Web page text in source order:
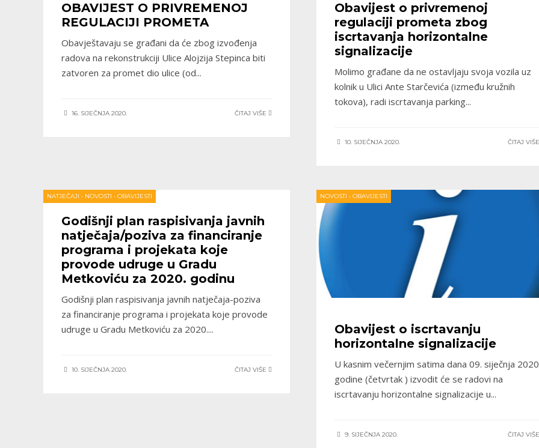
OBAVIJEST O PRIVREMENOJ
REGULACIJI PROMETA
Obavještavaju se građani da će zbog izvođenja
radova na rekonstrukciji Ulice Alojzija Stepinca biti
zatvoren za promet dio ulice (od...
16. SIJEČNJA 2020. ČITAJ VIŠE
Obavijest o privremenoj
regulaciji prometa zbog
iscrtavanja horizontalne
signalizacije
Molimo građane da ne ostavljaju svoja vozila uz
kolnik u Ulici Ante Starčevića (između kružnih
tokova), radi iscrtavanja parking...
10. SIJEČNJA 2020. ČITAJ
NATJEČAJI • NOVOSTI • OBAVIJESTI
Godišnji plan raspisivanja javnih
natječaja/poziva za financiranje
programa i projekata koje
provode udruge u Gradu
Metkoviću za 2020. godinu
Godišnji plan raspisivanja javnih natječaja-poziva
za financiranje programa i projekata koje provode
udruge u Gradu Metkoviću za 2020....
10. SIJEČNJA 2020. ČITAJ VIŠE
NOVOSTI • OBAVIJESTI
Obavijest o iscrtavanju
horizontalne signalizacije
U kasnim večernjim satima dana 09. siječnja
godine (četvrtak ) izvodit će se radovi na
iscrtavanju horizontalne signalizacije u...
9. SIJEČNJA 2020. ČITAJ